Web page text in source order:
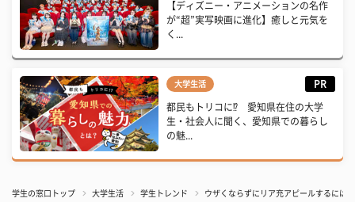
【ディズニー・アニメーションの名作
が“超”実写映画に進化】癒しと元気を
く...
大学生活 PR
都民もトリコに⁉ 愛知県在住の大学
生・社会人に聞く、愛知県での暮らし
の魅...
学生の窓口トップ 大学生活 学生トレンド ウザくならずにリア充アピールするには